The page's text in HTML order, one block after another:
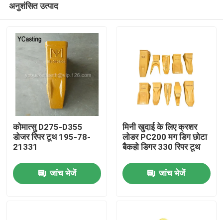
अनुशंसित उत्पाद
कोमात्सु D275-D355
डोजर रिपर टूथ 195-78-
21331
जांच भेजें
मिनी खुदाई के लिए क्रशर
लोडर PC200 मग डिग छोटा
बैकहो डिगर 330 रिपर टूथ
जांच भेजें